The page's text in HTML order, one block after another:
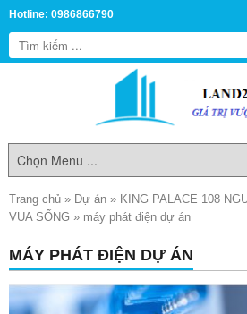
Hotline: 0986866790
Trang chủ » Dự án » KING PALACE 108
VUA SỐNG » máy phát điện dự án
MÁY PHÁT ĐIỆN DỰ ÁN